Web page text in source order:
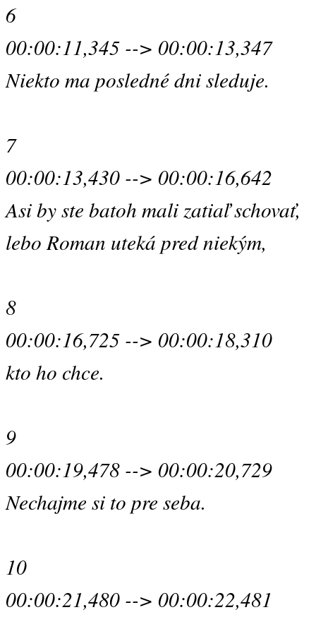
6
00:00:11,345 --> 00:00:13,347
Niekto ma posledné dni sleduje.
7
00:00:13,430 --> 00:00:16,642
Asi by ste batoh mali zatiaľ schovať,
lebo Roman uteká pred niekým,
8
00:00:16,725 --> 00:00:18,310
kto ho chce.
9
00:00:19,478 --> 00:00:20,729
Nechajme si to pre seba.
10
00:00:21,480 --> 00:00:22,481